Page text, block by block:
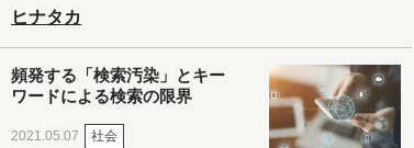
ヒナタカ
頻発する「検索汚染」とキー
ワードによる検索の限界
2021.05.07 社会